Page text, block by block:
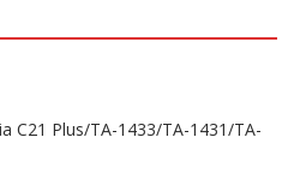
C21 Plus/TA-1433/TA-1431/TA-